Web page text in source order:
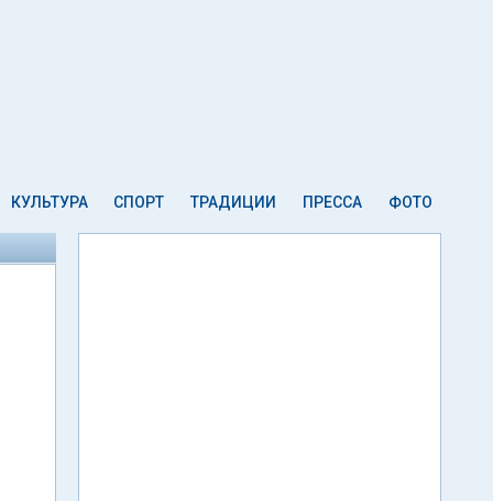
КУЛЬТУРА СПОРТ ТРАДИЦИИ ПРЕССА ФОТО